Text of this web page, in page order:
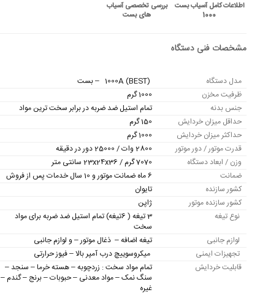
اطلاعات کامل آسیاب بست
1000
بررسی تخصصی آسیاب
های بست
مدل دستگاه
(BEST) 1000A – بست
ظرفیت مخزن
1000 گرم
جنس بدنه
تمام استیل ضد ضربه در برابر سخت ترین مواد
حداقل میزان خردایش
150 گرم
حداکثر میزان خردایش
1000 گرم
قدرت موتور / دور موتور
2800 وات / 25000 دور در دقیقه
وزن / ابعاد دستگاه
7070 گرم / 23x24x36 سانتی متر
ضمانت
6 ماه ضمانت موتور و 10 سال خدمات پس از فروش
کشور سازنده
تایوان
کشور سازنده موتور
ژاپن
نوع تیغه
3 تیغه ( 6تیغه) تمام استیل ضد ضربه برای مواد
سخت
لوازم جانبی
تیغه اضافه – ذغال موتور – و لوازم جانبی
تجهیزات ایمنی
میکروسوییچ درب آمپر بالا – فیوز حرارتی
قابلیت خردایش
تماممواد سخت : زردچوبه – هسته خرما – سنجد –
سنگ نمک – مواد معدنی – حبوبات – برنج – گندم –
غیره